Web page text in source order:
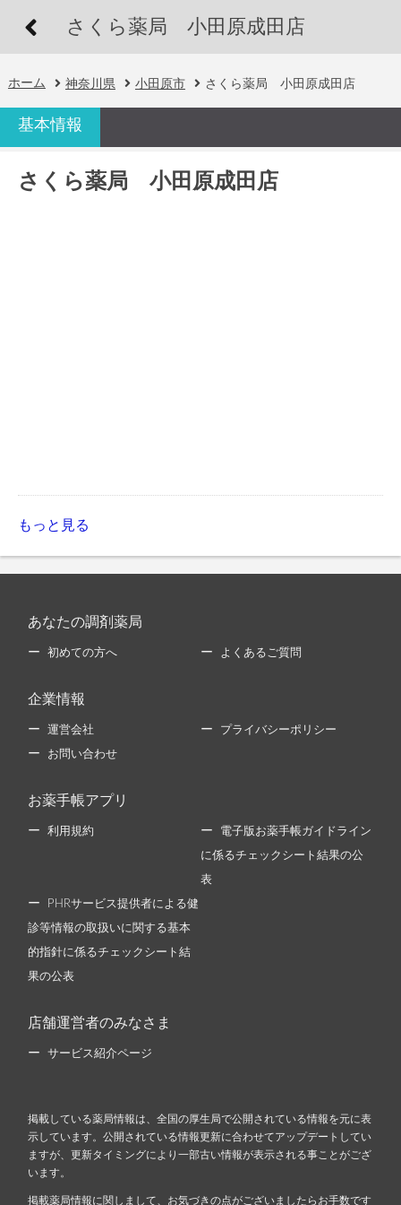
さくら薬局 小田原成田店
ホーム 神奈川県 小田原市 さくら薬局 小田原成田店
基本情報
さくら薬局 小田原成田店
もっと見る
あなたの調剤薬局
初めての方へ よくあるご質問
企業情報
運営会社 プライバシーポリシー
お問い合わせ
お薬手帳アプリ
利用規約 電子版お薬手帳ガイドライン
に係るチェックシート結果の公
表
PHRサービス提供者による健
診等情報の取扱いに関する基本
的指針に係るチェックシート結
果の公表
店舗運営者のみなさま
サービス紹介ページ
掲載している薬局情報は、全国の厚生局で公開されている情報を元に表
示しています。公開されている情報更新に合わせてアップデートしてい
ますが、更新タイミングにより一部古い情報が表示される事ことがござ
います。
掲載薬局情報に関しまして、お気づきの点がございましたらお手数です